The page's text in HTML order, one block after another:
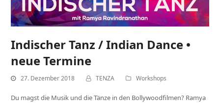
Indischer Tanz / Indian Dance •
neue Termine
27. Dezember 2018 TENZA Workshops
Du magst die Musik und die Tänze in den Bollywoodfilmen? Ramya